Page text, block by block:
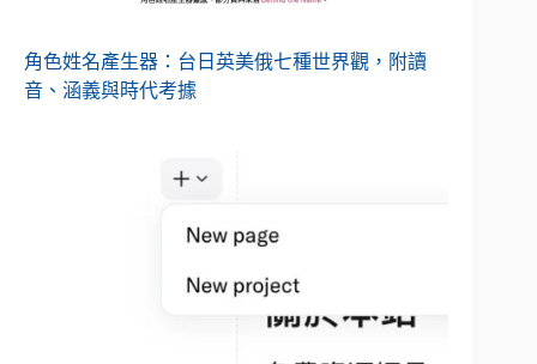
角色姓名產生器：台日英美俄七種世界觀，附讀
音、涵義與時代考據